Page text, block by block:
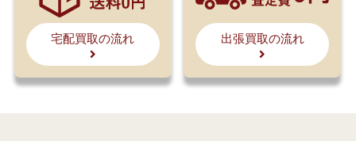
宅配買取の流れ 出張買取の流れ